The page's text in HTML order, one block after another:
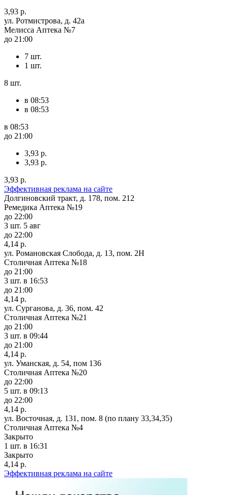
3,93 р.
ул. Ротмистрова, д. 42а
Мелисса Аптека №7
до 21:00
7 шт.
1 шт.
8 шт.
в 08:53
в 08:53
в 08:53
до 21:00
3,93 р.
3,93 р.
3,93 р.
Эффективная реклама на сайте
Долгиновский тракт, д. 178, пом. 212
Ремедика Аптека №19
до 22:00
3 шт. 5 авг
до 22:00
4,14 р.
ул. Романовская Слобода, д. 13, пом. 2Н
Столичная Аптека №18
до 21:00
3 шт. в 16:53
до 21:00
4,14 р.
ул. Сурганова, д. 36, пом. 42
Столичная Аптека №21
до 21:00
3 шт. в 09:44
до 21:00
4,14 р.
ул. Уманская, д. 54, пом 136
Столичная Аптека №20
до 22:00
5 шт. в 09:13
до 22:00
4,14 р.
ул. Восточная, д. 131, пом. 8 (по плану 33,34,35)
Столичная Аптека №4
Закрыто
1 шт. в 16:31
Закрыто
4,14 р.
Эффективная реклама на сайте